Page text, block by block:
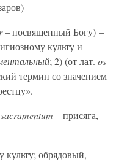
– посвященный Богу) –
культу и
; 2) (от лат. os
термин со значением
sacramentum – присяга,
культу; обрядовый,